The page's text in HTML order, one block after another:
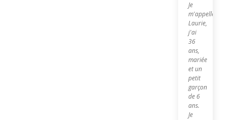
Je
m'appelle
Laurie,
j'ai
36
ans,
mariée
et un
petit
garçon
de 6
ans.
Je